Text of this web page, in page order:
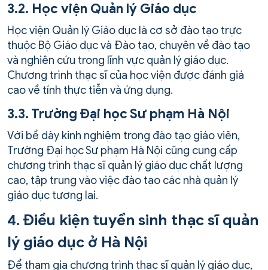
3.2. Học viện Quản lý Giáo dục
Học viện Quản lý Giáo dục là cơ sở đào tạo trực
thuộc Bộ Giáo dục và Đào tạo, chuyên về đào tạo
và nghiên cứu trong lĩnh vực quản lý giáo dục.
Chương trình thạc sĩ của học viện được đánh giá
cao về tính thực tiễn và ứng dụng.
3.3. Trường Đại học Sư phạm Hà Nội
Với bề dày kinh nghiệm trong đào tạo giáo viên,
Trường Đại học Sư phạm Hà Nội cũng cung cấp
chương trình thạc sĩ quản lý giáo dục chất lượng
cao, tập trung vào việc đào tạo các nhà quản lý
giáo dục tương lai.
4. Điều kiện tuyển sinh thạc sĩ quản
lý giáo dục ở Hà Nội
Để tham gia chương trình thạc sĩ quản lý giáo dục,